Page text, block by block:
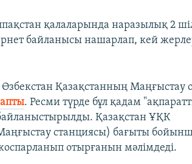
қалаларында наразылық 2
байланысы нашарлап, кей
Қазақстанның Маңғыстау
. Ресми түрде бұл қадам
Қазақстан ҰҚК
станциясы) бағыты
отырғанын мәлімдеді.